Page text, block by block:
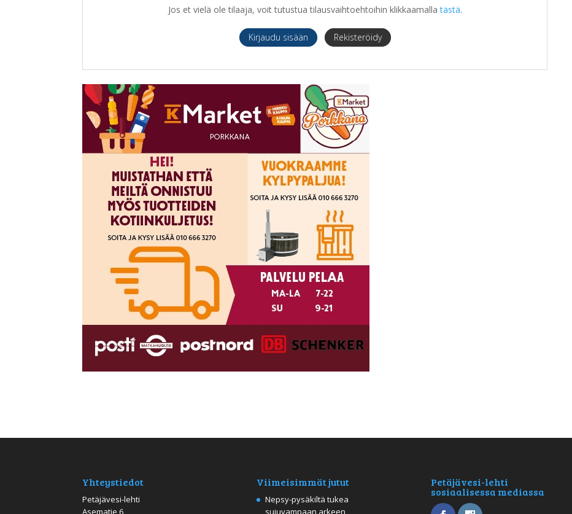
Jos et vielä ole tilaaja, voit tutustua tilausvaihtoehtoihin klikkaamallatästä.
Kirjaudu sisään Rekisteröidy
Yhteystiedot
Petäjävesi-lehti
Asematie 6
Viimeisimmät jutut
Nepsy-pysäkiltä tukea
sujuvampaan arkeen
Petäjävesi-lehti
sosiaalisessa mediassa